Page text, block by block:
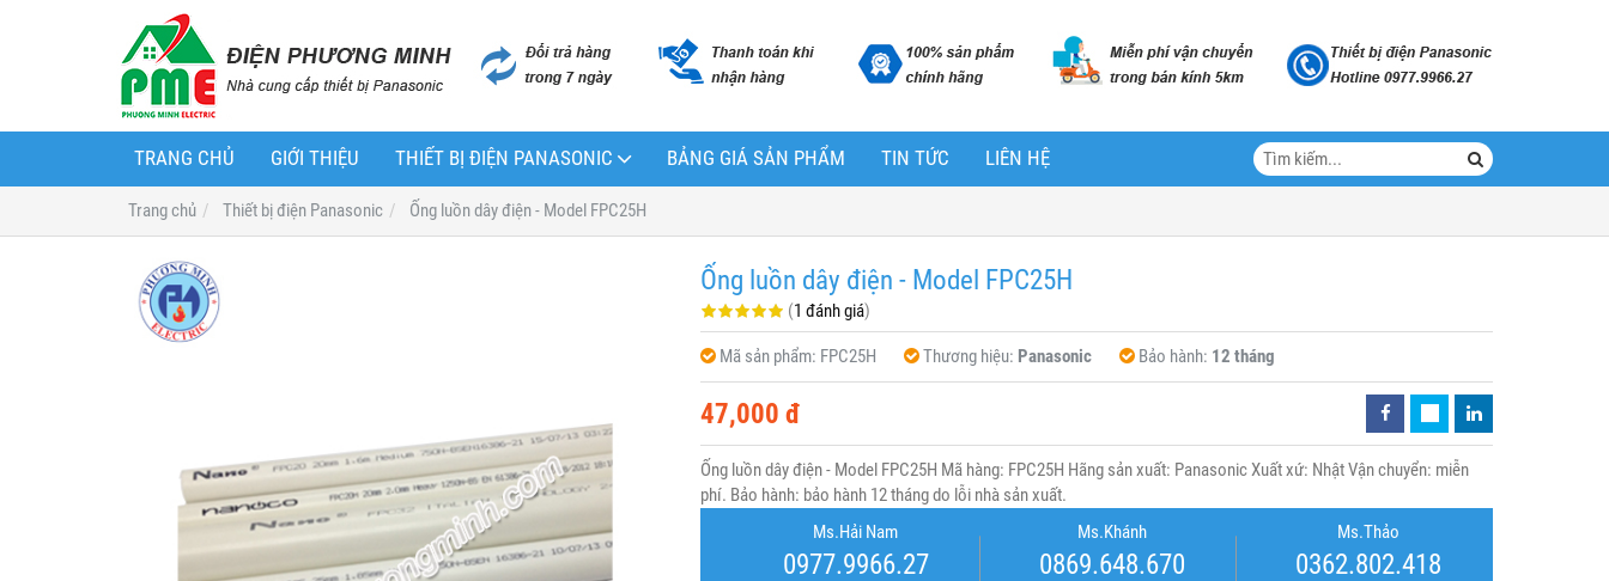
TRANG CHỦ GIỚI THIỆU THIẾT BỊ ĐIỆN PANASONIC BẢNG GIÁ SẢN PHẨM TIN TỨC LIÊN HỆ
Trang chủ Thiết bị điện Panasonic Ống luồn dây điện - Model FPC25H
Ống luồn dây điện - Model FPC25H
(1 đánh giá)
Mã sản phẩm: FPC25H Thương hiệu: Panasonic Bảo hành: 12 tháng
47,000 đ
Ống luồn dây điện - Model FPC25H Mã hàng: FPC25H Hãng sản xuất: Panasonic Xuất xứ: Nhật Vận chuyển: miễn
phí. Bảo hành: bảo hành 12 tháng do lỗi nhà sản xuất.
Ms.Hải Nam
0977.9966.27
Ms.Khánh
0869.648.670
Ms.Thảo
0362.802.418